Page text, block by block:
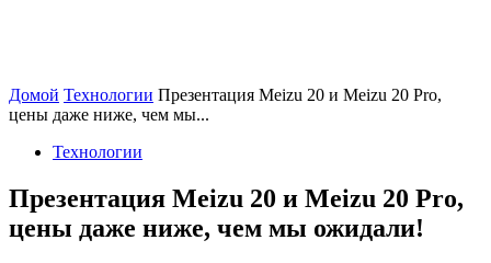
Домой Технологии Презентация Meizu 20 и Meizu 20 Pro,
цены даже ниже, чем мы...
Технологии
Презентация Meizu 20 и Meizu 20 Pro,
цены даже ниже, чем мы ожидали!